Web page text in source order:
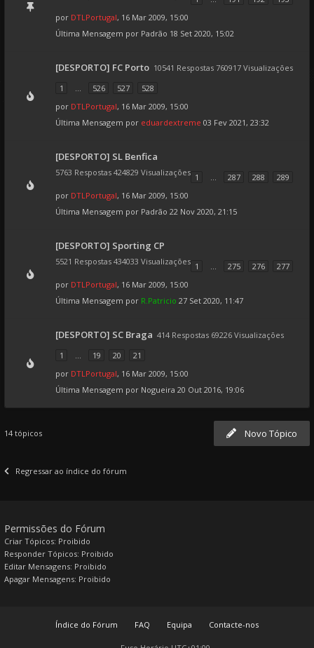
por DTLPortugal, 16 Mar 2009, 15:00
Última Mensagem por Padrão 18 Set 2020, 15:02
[DESPORTO] FC Porto 10541 Respostas 760917 Visualizações
1
... 526 527
528
por DTLPortugal, 16 Mar 2009, 15:00
Última Mensagem por eduardextreme 03 Fev 2021, 23:32
[DESPORTO] SL Benfica
5763 Respostas 424829 Visualizações 1 ... 287 288
289
por DTLPortugal, 16 Mar 2009, 15:00
Última Mensagem por Padrão 22 Nov 2020, 21:15
[DESPORTO] Sporting CP
5521 Respostas 434033 Visualizações 1 ... 275 276
277
por DTLPortugal, 16 Mar 2009, 15:00
Última Mensagem por R.Patricio 27 Set 2020, 11:47
[DESPORTO] SC Braga 414 Respostas 69226 Visualizações
1
... 19 20
21
por DTLPortugal, 16 Mar 2009, 15:00
Última Mensagem por Nogueira 20 Out 2016, 19:06
Novo Tópico
14 tópicos
Regressar ao índice do fórum
Permissões do Fórum
Criar Tópicos: Proibido
Responder Tópicos: Proibido
Editar Mensagens: Proibido
Apagar Mensagens: Proibido
Índice do Fórum FAQ Equipa Contacte-nos